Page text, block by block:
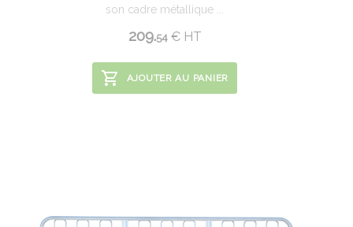
son cadre métallique ...
209.54 €HT
AJOUTER AU PANIER